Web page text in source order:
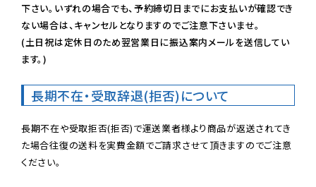
下さい。いずれの場合でも、予約締切日までにお支払いが確認でき
ない場合は、キャンセルとなりますのでご注意下さいませ。
(土日祝は定休日のため翌営業日に振込案内メールを送信してい
ます。)
長期不在・受取辞退(拒否)について
長期不在や受取拒否(拒否)で運送業者様より商品が返送されてき
た場合往復の送料を実費金額でご請求させて頂きますのでご注意
ください。